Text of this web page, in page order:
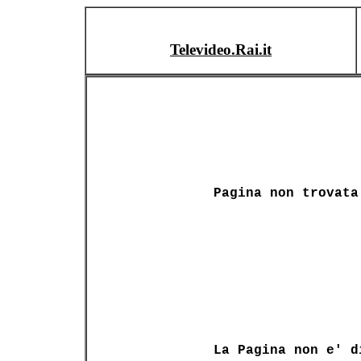
Televideo.Rai.it
Pagina non trovata
La Pagina non e'